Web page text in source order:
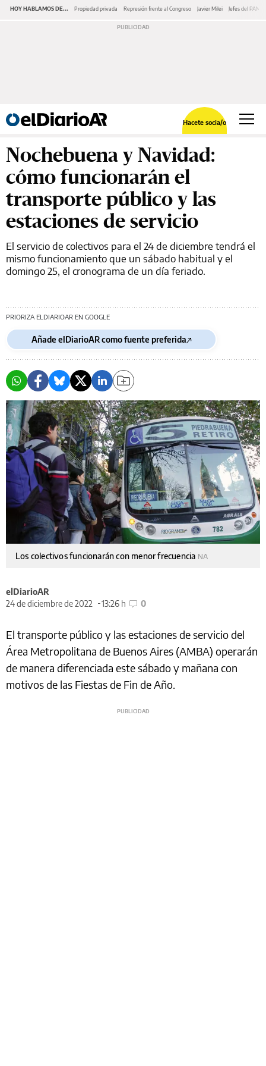
HOY HABLAMOS DE... Propiedad privada Represión frente al Congreso Javier Milei Jefes del PAMI
Hacete socia/o
Nochebuena y Navidad:
cómo funcionarán el
transporte público y las
estaciones de servicio
El servicio de colectivos para el 24 de diciembre tendrá el
mismo funcionamiento que un sábado habitual y el
domingo 25, el cronograma de un día feriado.
PRIORIZA ELDIARIOAR EN GOOGLE
Añade elDiarioAR como fuente preferida
Los colectivos funcionarán con menor frecuencia NA
elDiarioAR
24 de diciembre de 2022
13:26 h 0
El transporte público y las estaciones de servicio del
Área Metropolitana de Buenos Aires (AMBA) operarán
de manera diferenciada este sábado y mañana con
motivos de las Fiestas de Fin de Año.